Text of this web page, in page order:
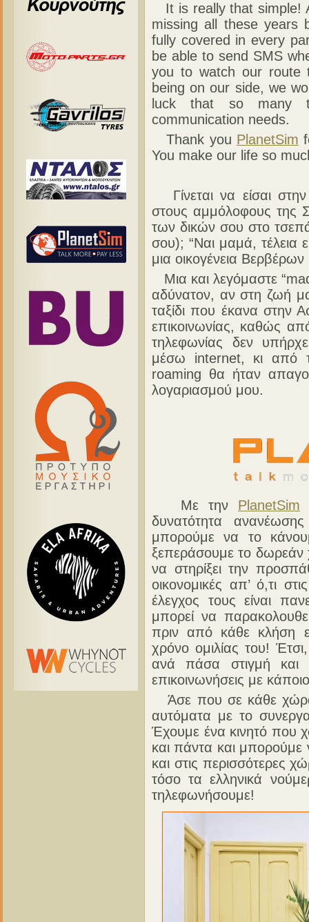
It is really that simple!
missing all these years
fully covered in every
be able to send SMS
you to watch our route
being on our side, we
luck that so many
communication needs.
Thank you PlanetSim
You make our life so
Γίνεται να είσαι
στους αμμόλοφους της
των δικών σου στο
σου); “Ναι μαμά, τέλεια
μια οικογένεια
Μια και λεγόμαστε
αδύνατον, αν στη ζωή
ταξίδι που έκανα στην
επικοινωνίας, καθώς από
τηλεφωνίας δεν
μέσω internet, κι από
roaming θα ήταν
λογαριασμού μου.
Με την PlanetSim
δυνατότητα
μπορούμε να το
ξεπεράσουμε το δωρεάν
να στηρίξει την
οικονομικές απ’ ό,τι
έλεγχος τους είναι
μπορεί να
πριν από κάθε κλήση
χρόνο ομιλίας του!
ανά πάσα στιγμή και
επικοινωνήσεις με
Άσε που σε κάθε χώρα
αυτόματα με το
Έχουμε ένα κινητό που
και πάντα και
και στις περισσότερες
τόσο τα ελληνικά
τηλεφωνήσουμε!